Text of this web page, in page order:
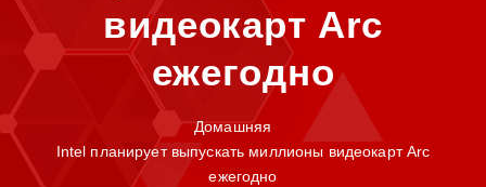
видеокарт Arc
ежегодно
Домашняя
Intel планирует выпускать миллионы видеокарт Arc
ежегодно